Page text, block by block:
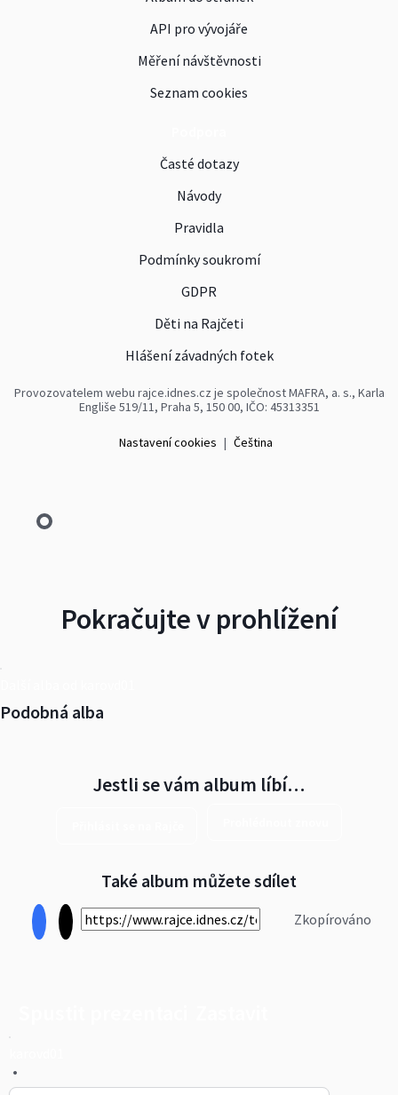
API pro vývojáře
Měření návštěvnosti
Seznam cookies
Časté dotazy
Návody
Pravidla
Podmínky soukromí
GDPR
Děti na Rajčeti
Hlášení závadných fotek
Provozovatelem webu rajce.idnes.cz je společnost MAFRA, a. s., Karla
Engliše 519/11, Praha 5, 150 00, IČO: 45313351
Nastavení cookies | Čeština
Pokračujte v prohlížení
Podobná alba
Jestli se vám album líbí…
Také album můžete sdílet
Zkopírováno
•